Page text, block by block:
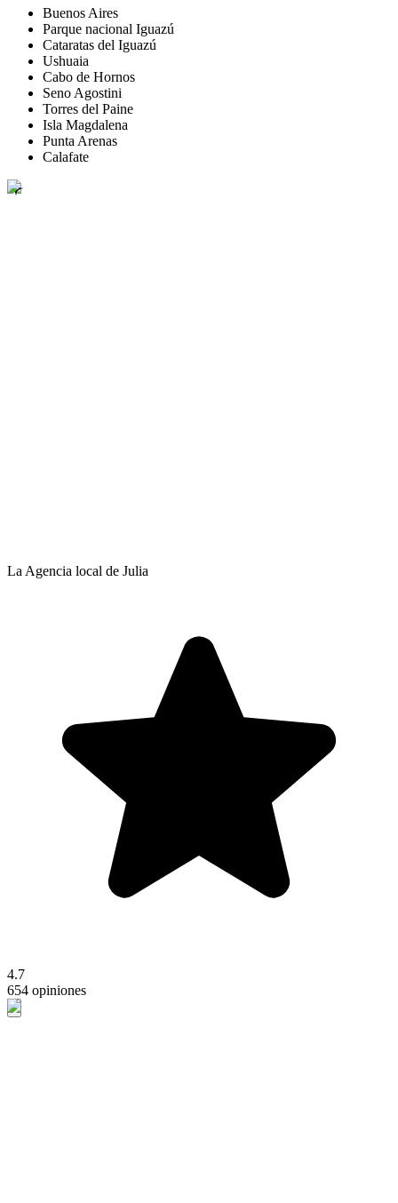
Buenos Aires
Parque nacional Iguazú
Cataratas del Iguazú
Ushuaia
Cabo de Hornos
Seno Agostini
Torres del Paine
Isla Magdalena
Punta Arenas
Calafate
La Agencia local de Julia
4.7
654 opiniones